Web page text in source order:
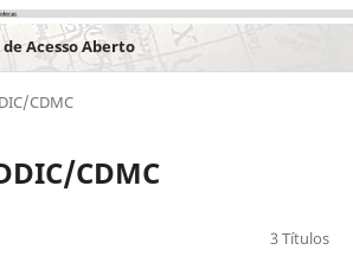
Acesso Aberto
CDMC
CDMC
3 Títulos